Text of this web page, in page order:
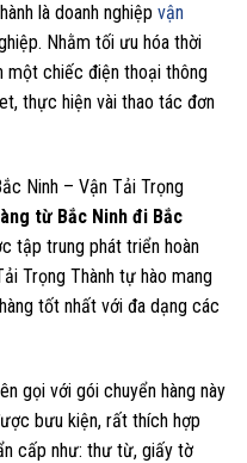
là doanh nghiệp vận
Nhằm tối ưu hóa thời
một chiếc điện thoại thông
thực hiện vài thao tác đơn
Ninh – Vận Tải Trọng
từ Bắc Ninh đi Bắc
tập trung phát triển hoàn
Trọng Thành tự hào mang
tốt nhất với đa dạng các
gọi với gói chuyển hàng này
bưu kiện, rất thích hợp
cấp như: thư từ, giấy tờ